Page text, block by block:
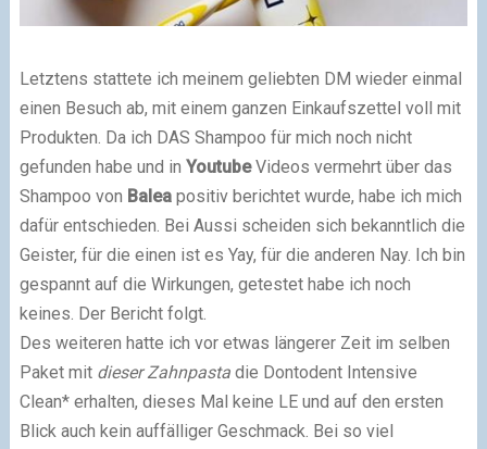
Letztens stattete ich meinem geliebten DM wieder einmal
einen Besuch ab, mit einem ganzen Einkaufszettel voll mit
Produkten. Da ich DAS Shampoo für mich noch nicht
gefunden habe und in YoutubeVideos vermehrt über das
Shampoo von Baleapositiv berichtet wurde, habe ich mich
dafür entschieden. Bei Aussi scheiden sich bekanntlich die
Geister, für die einen ist es Yay, für die anderen Nay. Ich bin
gespannt auf die Wirkungen, getestet habe ich noch
keines. Der Bericht folgt.
Des weiteren hatte ich vor etwas längerer Zeit im selben
Paket mit dieser Zahnpastadie Dontodent Intensive
Clean* erhalten, dieses Mal keine LE und auf den ersten
Blick auch kein auffälliger Geschmack. Bei so viel